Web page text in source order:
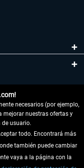
necesarios (por ejemplo,
mejorar nuestras ofertas y
de usuario.
todo. Encontrará más
también puede cambiar
vaya a la página con la